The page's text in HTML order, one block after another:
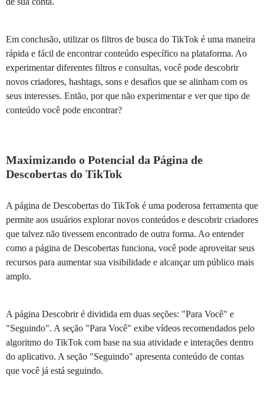
Em conclusão, utilizar os filtros de busca do TikTok é uma maneira
rápida e fácil de encontrar conteúdo específico na plataforma. Ao
experimentar diferentes filtros e consultas, você pode descobrir
novos criadores, hashtags, sons e desafios que se alinham com os
seus interesses. Então, por que não experimentar e ver que tipo de
conteúdo você pode encontrar?
Maximizando o Potencial da Página de
Descobertas do TikTok
A página de Descobertas do TikTok é uma poderosa ferramenta que
permite aos usuários explorar novos conteúdos e descobrir criadores
que talvez não tivessem encontrado de outra forma. Ao entender
como a página de Descobertas funciona, você pode aproveitar seus
recursos para aumentar sua visibilidade e alcançar um público mais
amplo.
A página Descobrir é dividida em duas seções: "Para Você" e
"Seguindo". A seção "Para Você" exibe vídeos recomendados pelo
algoritmo do TikTok com base na sua atividade e interações dentro
do aplicativo. A seção "Seguindo" apresenta conteúdo de contas
que você já está seguindo.